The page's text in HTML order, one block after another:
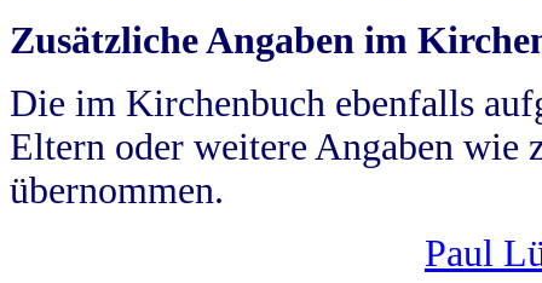
Zusätzliche Angaben im
Die im Kirchenbuch ebenfalls
Eltern oder weitere Angaben wie
übernommen.
Paul